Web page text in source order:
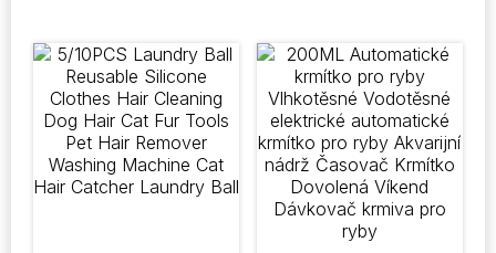
NA ODSTRAŇOVÁNÍ
SRSTI
variant.
lze
vybrat
na
stránce